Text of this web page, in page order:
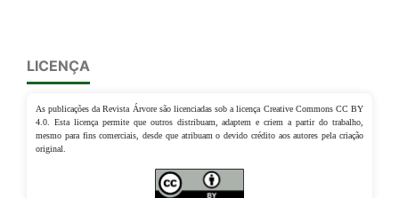
LICENÇA
As publicações da Revista Árvore são licenciadas sob a licença Creative Commons CC BY
4.0. Esta licença permite que outros distribuam, adaptem e criem a partir do trabalho,
mesmo para fins comerciais, desde que atribuam o devido crédito aos autores pela criação
original.